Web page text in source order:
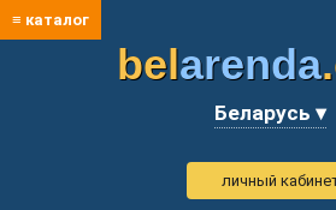
≡ каталог
belarenda
Беларусь ▾
личный